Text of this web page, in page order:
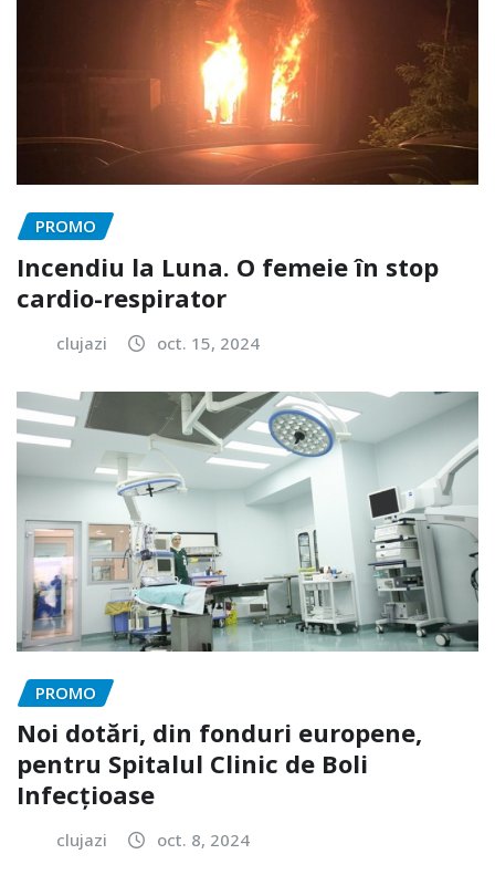
PROMO
Incendiu la Luna. O femeie în stop
cardio-respirator
clujazi oct. 15, 2024
PROMO
Noi dotări, din fonduri europene,
pentru Spitalul Clinic de Boli
Infecțioase
clujazi oct. 8, 2024